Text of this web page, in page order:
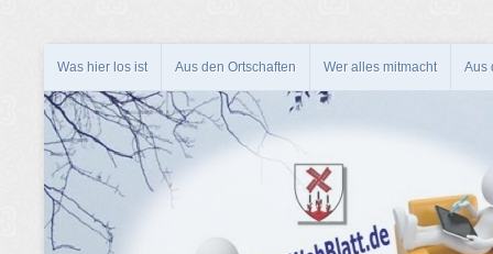
Was hier los ist Aus den Ortschaften Wer alles mitmacht Aus